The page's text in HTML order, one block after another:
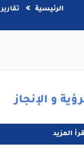
الرئيسية تقارير
و الإنجاز
المزيد